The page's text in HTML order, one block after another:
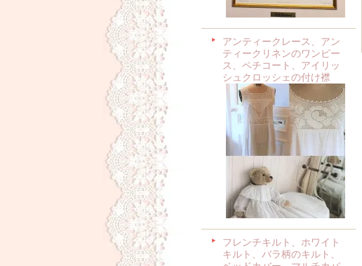
アンティークレース、アン
ティークリネンのワンピー
ス、ペチコート、アイリッ
シュクロッシェの付け襟
フレンチキルト、ホワイト
キルト、バラ柄のキルト、